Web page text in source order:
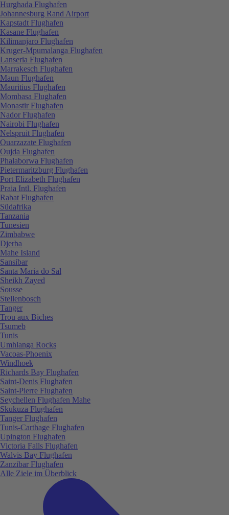
Hurghada Flughafen
Johannesburg Rand Airport
Kapstadt Flughafen
Kasane Flughafen
Kilimanjaro Flughafen
Kruger-Mpumalanga Flughafen
Lanseria Flughafen
Marrakesch Flughafen
Maun Flughafen
Mauritius Flughafen
Mombasa Flughafen
Monastir Flughafen
Nador Flughafen
Nairobi Flughafen
Nelspruit Flughafen
Ouarzazate Flughafen
Oujda Flughafen
Phalaborwa Flughafen
Pietermaritzburg Flughafen
Port Elizabeth Flughafen
Praia Intl. Flughafen
Rabat Flughafen
Südafrika
Tanzania
Tunesien
Zimbabwe
Djerba
Mahe Island
Sansibar
Santa Maria do Sal
Sheikh Zayed
Sousse
Stellenbosch
Tanger
Trou aux Biches
Tsumeb
Tunis
Umhlanga Rocks
Vacoas-Phoenix
Windhoek
Richards Bay Flughafen
Saint-Denis Flughafen
Saint-Pierre Flughafen
Seychellen Flughafen Mahe
Skukuza Flughafen
Tanger Flughafen
Tunis-Carthage Flughafen
Upington Flughafen
Victoria Falls Flughafen
Walvis Bay Flughafen
Zanzibar Flughafen
Alle Ziele im Überblick